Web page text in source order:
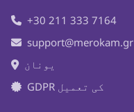
+30 211 333 7164
support@merokam.gr
یونان
GDPR کی تعمیل